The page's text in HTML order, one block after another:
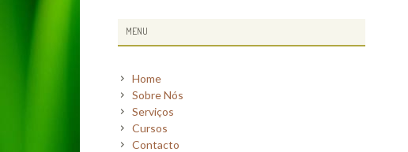
ter
SUBSIDIARY
MENU
Home
Sobre Nós
Serviços
Cursos
Contacto